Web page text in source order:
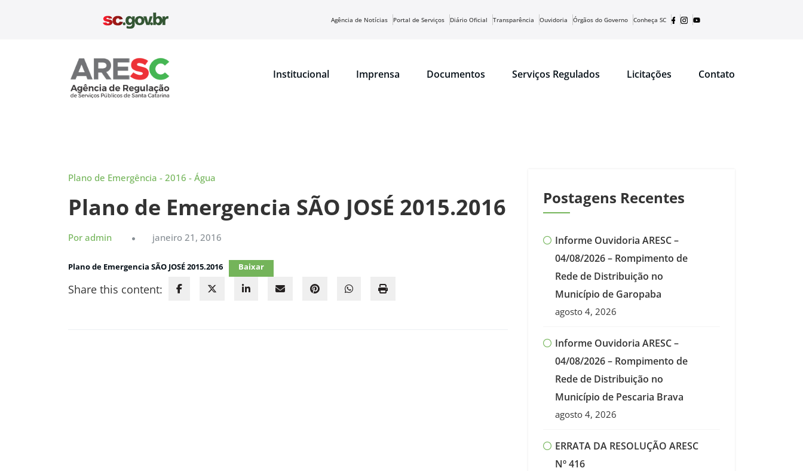
Agência de Notícias Portal de Serviços Diário Oficial Transparência Ouvidoria Órgãos do Governo Conheça SC
Institucional Imprensa Documentos Serviços Regulados Licitações Contato
Plano de Emergência - 2016 - Água
Plano de Emergencia SÃO JOSÉ 2015.2016
Por admin janeiro 21, 2016
Plano de Emergencia SÃO JOSÉ 2015.2016 Baixar
Share this content:
Postagens Recentes
Informe Ouvidoria ARESC –
04/08/2026 – Rompimento de
Rede de Distribuição no
Município de Garopaba
agosto 4, 2026
Informe Ouvidoria ARESC –
04/08/2026 – Rompimento de
Rede de Distribuição no
Município de Pescaria Brava
agosto 4, 2026
ERRATA DA RESOLUÇÃO ARESC
Nº 416